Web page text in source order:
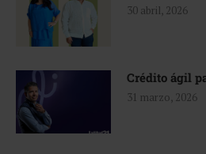
30 abril, 2026
Crédito ágil
31 marzo, 2026